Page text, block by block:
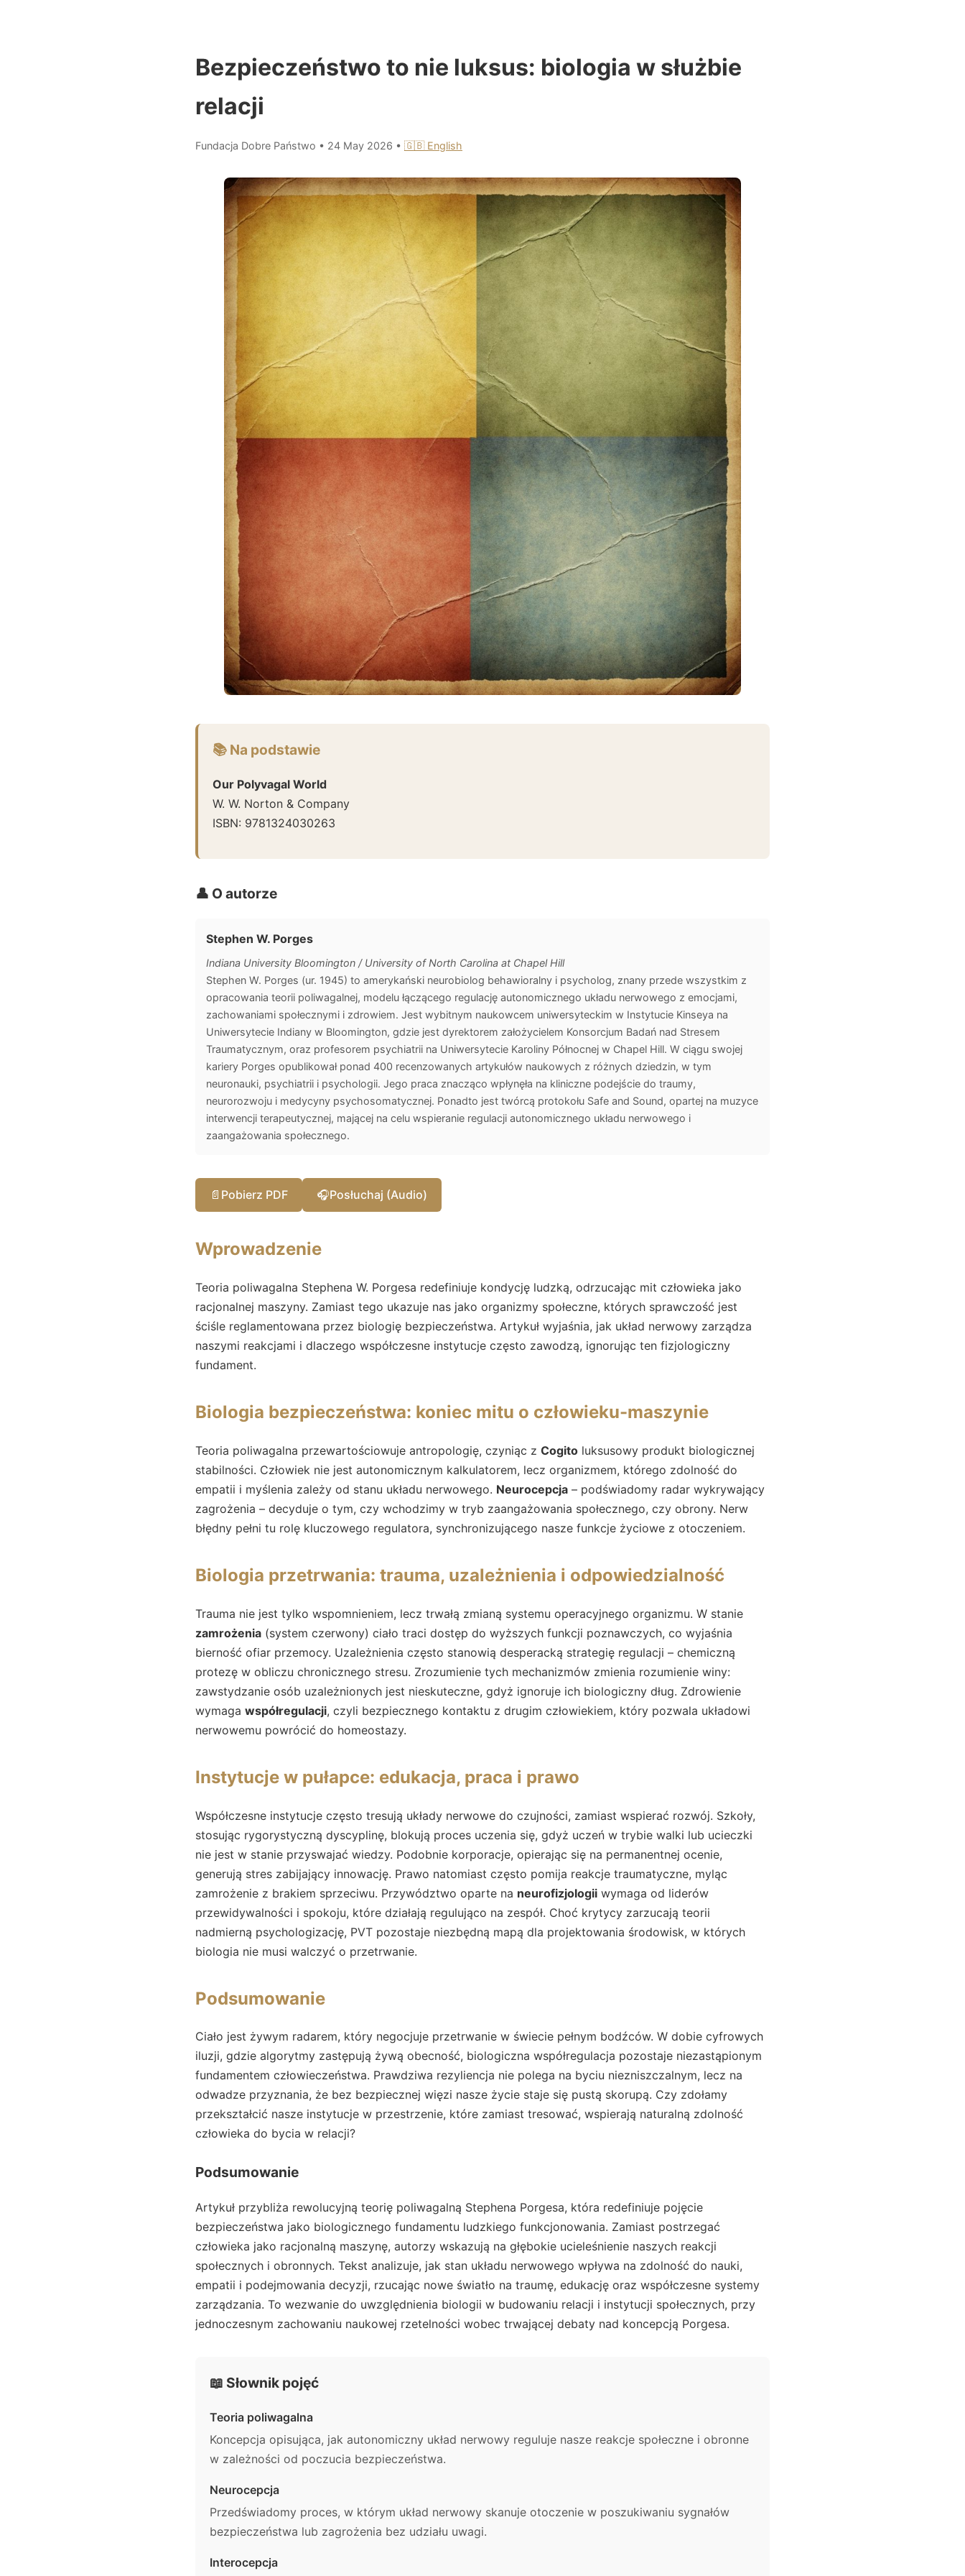
Bezpieczeństwo to nie luksus: biologia w służbie
relacji
Fundacja Dobre Państwo • 24 May 2026 • 🇬🇧 English
📚 Na podstawie
Our Polyvagal World
W. W. Norton & Company
ISBN: 9781324030263
👤 O autorze
Stephen W. Porges
Indiana University Bloomington / University of North Carolina at Chapel Hill
Stephen W. Porges (ur. 1945) to amerykański neurobiolog behawioralny i psycholog, znany przede wszystkim z
opracowania teorii poliwagalnej, modelu łączącego regulację autonomicznego układu nerwowego z emocjami,
zachowaniami społecznymi i zdrowiem. Jest wybitnym naukowcem uniwersyteckim w Instytucie Kinseya na
Uniwersytecie Indiany w Bloomington, gdzie jest dyrektorem założycielem Konsorcjum Badań nad Stresem
Traumatycznym, oraz profesorem psychiatrii na Uniwersytecie Karoliny Północnej w Chapel Hill. W ciągu swojej
kariery Porges opublikował ponad 400 recenzowanych artykułów naukowych z różnych dziedzin, w tym
neuronauki, psychiatrii i psychologii. Jego praca znacząco wpłynęła na kliniczne podejście do traumy,
neurorozwoju i medycyny psychosomatycznej. Ponadto jest twórcą protokołu Safe and Sound, opartej na muzyce
interwencji terapeutycznej, mającej na celu wspieranie regulacji autonomicznego układu nerwowego i
zaangażowania społecznego.
📄 Pobierz PDF 🎧Posłuchaj (Audio)
Wprowadzenie
Teoria poliwagalna Stephena W. Porgesa redefiniuje kondycję ludzką, odrzucając mit człowieka jako
racjonalnej maszyny. Zamiast tego ukazuje nas jako organizmy społeczne, których sprawczość jest
ściśle reglamentowana przez biologię bezpieczeństwa. Artykuł wyjaśnia, jak układ nerwowy zarządza
naszymi reakcjami i dlaczego współczesne instytucje często zawodzą, ignorując ten fizjologiczny
fundament.
Biologia bezpieczeństwa: koniec mitu o człowieku-maszynie
Teoria poliwagalna przewartościowuje antropologię, czyniąc z Cogito luksusowy produkt biologicznej
stabilności. Człowiek nie jest autonomicznym kalkulatorem, lecz organizmem, którego zdolność do
empatii i myślenia zależy od stanu układu nerwowego. Neurocepcja – podświadomy radar wykrywający
zagrożenia – decyduje o tym, czy wchodzimy w tryb zaangażowania społecznego, czy obrony. Nerw
błędny pełni tu rolę kluczowego regulatora, synchronizującego nasze funkcje życiowe z otoczeniem.
Biologia przetrwania: trauma, uzależnienia i odpowiedzialność
Trauma nie jest tylko wspomnieniem, lecz trwałą zmianą systemu operacyjnego organizmu. W stanie
zamrożenia (system czerwony) ciało traci dostęp do wyższych funkcji poznawczych, co wyjaśnia
bierność ofiar przemocy. Uzależnienia często stanowią desperacką strategię regulacji – chemiczną
protezę w obliczu chronicznego stresu. Zrozumienie tych mechanizmów zmienia rozumienie winy:
zawstydzanie osób uzależnionych jest nieskuteczne, gdyż ignoruje ich biologiczny dług. Zdrowienie
wymaga współregulacji, czyli bezpiecznego kontaktu z drugim człowiekiem, który pozwala układowi
nerwowemu powrócić do homeostazy.
Instytucje w pułapce: edukacja, praca i prawo
Współczesne instytucje często tresują układy nerwowe do czujności, zamiast wspierać rozwój. Szkoły,
stosując rygorystyczną dyscyplinę, blokują proces uczenia się, gdyż uczeń w trybie walki lub ucieczki
nie jest w stanie przyswajać wiedzy. Podobnie korporacje, opierając się na permanentnej ocenie,
generują stres zabijający innowację. Prawo natomiast często pomija reakcje traumatyczne, myląc
zamrożenie z brakiem sprzeciwu. Przywództwo oparte na neurofizjologii wymaga od liderów
przewidywalności i spokoju, które działają regulująco na zespół. Choć krytycy zarzucają teorii
nadmierną psychologizację, PVT pozostaje niezbędną mapą dla projektowania środowisk, w których
biologia nie musi walczyć o przetrwanie.
Podsumowanie
Ciało jest żywym radarem, który negocjuje przetrwanie w świecie pełnym bodźców. W dobie cyfrowych
iluzji, gdzie algorytmy zastępują żywą obecność, biologiczna współregulacja pozostaje niezastąpionym
fundamentem człowieczeństwa. Prawdziwa rezyliencja nie polega na byciu niezniszczalnym, lecz na
odwadze przyznania, że bez bezpiecznej więzi nasze życie staje się pustą skorupą. Czy zdołamy
przekształcić nasze instytucje w przestrzenie, które zamiast tresować, wspierają naturalną zdolność
człowieka do bycia w relacji?
Podsumowanie
Artykuł przybliża rewolucyjną teorię poliwagalną Stephena Porgesa, która redefiniuje pojęcie
bezpieczeństwa jako biologicznego fundamentu ludzkiego funkcjonowania. Zamiast postrzegać
człowieka jako racjonalną maszynę, autorzy wskazują na głębokie ucieleśnienie naszych reakcji
społecznych i obronnych. Tekst analizuje, jak stan układu nerwowego wpływa na zdolność do nauki,
empatii i podejmowania decyzji, rzucając nowe światło na traumę, edukację oraz współczesne systemy
zarządzania. To wezwanie do uwzględnienia biologii w budowaniu relacji i instytucji społecznych, przy
jednoczesnym zachowaniu naukowej rzetelności wobec trwającej debaty nad koncepcją Porgesa.
📖 Słownik pojęć
Teoria poliwagalna
Koncepcja opisująca, jak autonomiczny układ nerwowy reguluje nasze reakcje społeczne i obronne
w zależności od poczucia bezpieczeństwa.
Neurocepcja
Przedświadomy proces, w którym układ nerwowy skanuje otoczenie w poszukiwaniu sygnałów
bezpieczeństwa lub zagrożenia bez udziału uwagi.
Interocepcja